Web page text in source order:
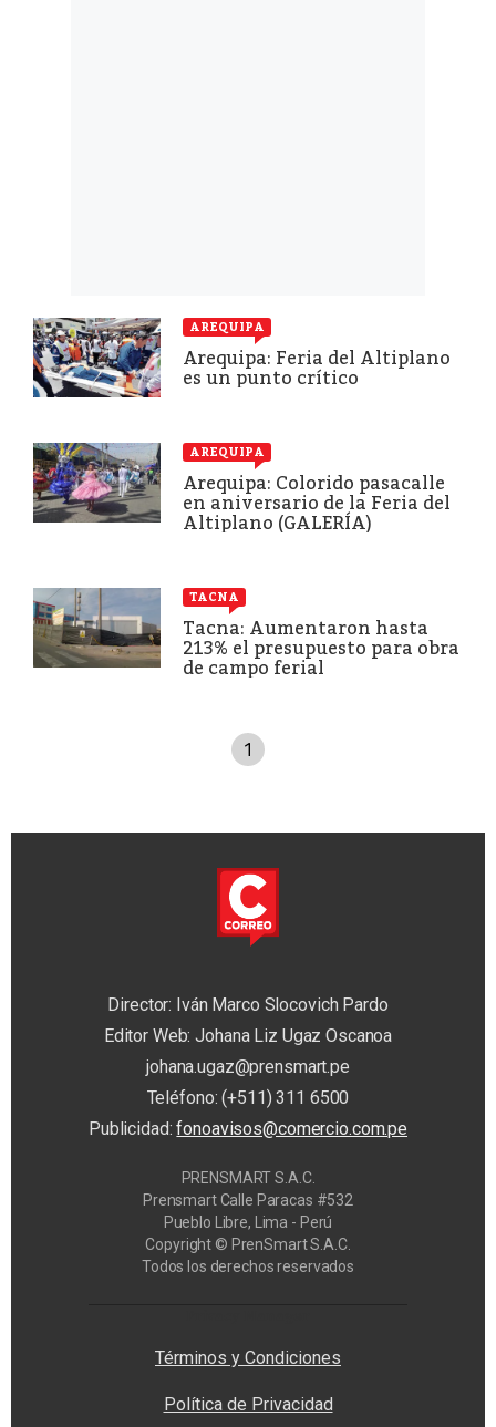
AREQUIPA
Arequipa: Feria del Altiplano
es un punto crítico
AREQUIPA
Arequipa: Colorido pasacalle
en aniversario de la Feria del
Altiplano (GALERÍA)
TACNA
Tacna: Aumentaron hasta
213% el presupuesto para obra
de campo ferial
1
Director: Iván Marco Slocovich Pardo
Editor Web: Johana Liz Ugaz Oscanoa
johana.ugaz@prensmart.pe
Teléfono: (+511) 311 6500
Publicidad:fonoavisos@comercio.com.pe
PRENSMART S.A.C.
Prensmart Calle Paracas #532
Pueblo Libre, Lima - Perú
Copyright © PrenSmart S.A.C.
Todos los derechos reservados
Términos y Condiciones
Política de Privacidad